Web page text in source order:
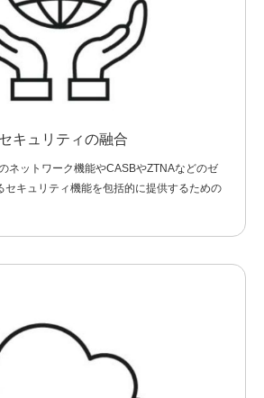
キュリティの融合
ネットワーク機能やCASBやZTNAなどのゼ
セキュリティ機能を包括的に提供するための